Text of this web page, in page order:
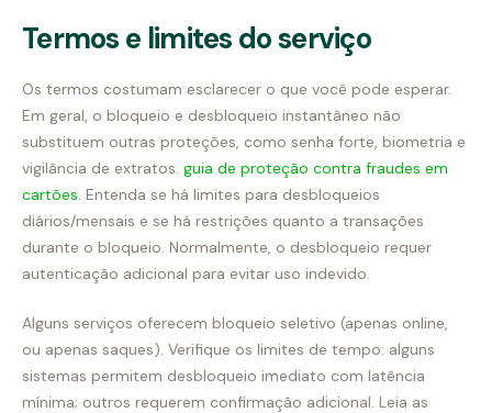
Termos e limites do serviço
Os termos costumam esclarecer o que você pode esperar.
Em geral, o bloqueio e desbloqueio instantâneo não
substituem outras proteções, como senha forte, biometria e
vigilância de extratos. guia de proteção contra fraudes em
cartões. Entenda se há limites para desbloqueios
diários/mensais e se há restrições quanto a transações
durante o bloqueio. Normalmente, o desbloqueio requer
autenticação adicional para evitar uso indevido.
Alguns serviços oferecem bloqueio seletivo (apenas online,
ou apenas saques). Verifique os limites de tempo: alguns
sistemas permitem desbloqueio imediato com latência
mínima; outros requerem confirmação adicional. Leia as